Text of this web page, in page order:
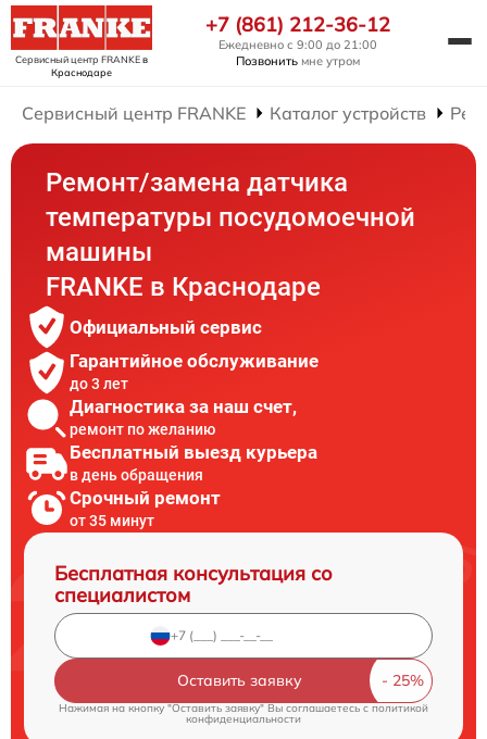
Сервисный центр FRANKEв
Краснодаре
+7 (861) 212-36-12
Ежедневно с 9:00 до 21:00
Позвонить мне утром
Сервисный центр FRANKE Каталог устройств
Ремонт/замена датчика
температуры посудомоечной
машины
FRANKE в Краснодаре
Официальный сервис
Гарантийное обслуживание
до 3 лет
Диагностика за наш счет,
ремонт по желанию
Бесплатный выезд курьера
в день обращения
Срочный ремонт
от 35 минут
Бесплатная консультация со
специалистом
Оставить заявку
Нажимая на кнопку "Оставить заявку" Вы соглашаетесь cполитикой
конфиденциальности